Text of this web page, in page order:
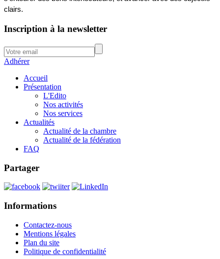
clairs.
Inscription à la newsletter
Adhérer
Accueil
Présentation
L'Edito
Nos activités
Nos services
Actualités
Actualité de la chambre
Actualité de la fédération
FAQ
Partager
Informations
Contactez-nous
Mentions légales
Plan du site
Politique de confidentialité